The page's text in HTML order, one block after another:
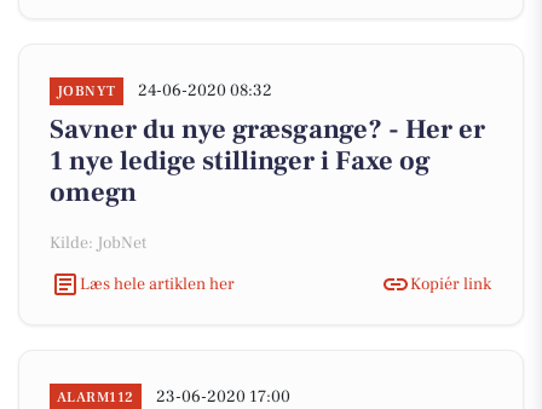
JOBNYT 24-06-2020 08:32
Savner du nye græsgange? - Her er
1 nye ledige stillinger i Faxe og
omegn
Kilde: JobNet
Læs hele artiklen her
Kopiér link
ALARM112 23-06-2020 17:00